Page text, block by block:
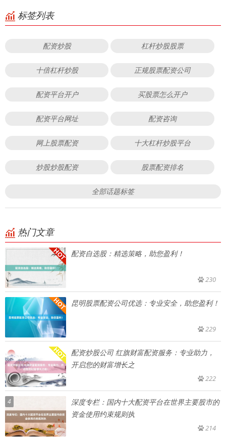
标签列表
配资炒股 杠杆炒股股票
十倍杠杆炒股 正规股票配资公司
配资平台开户 买股票怎么开户
配资平台网址 配资咨询
网上股票配资 十大杠杆炒股平台
炒股炒股配资 股票配资排名
全部话题标签
热门文章
配资自选股：精选策略，助您盈利！
230
昆明股票配资公司优选：专业安全，助您盈利！
229
配资炒股公司 红旗财富配资服务：专业助力，
开启您的财富增长之
222
4
深度专栏：国内十大配资平台在世界主要股市的
资金使用约束规则执
214